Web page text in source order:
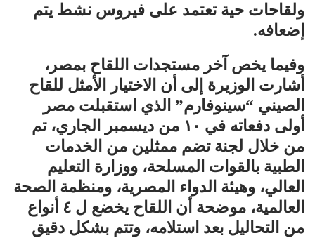
ولقاحات حية تعتمد على فيروس نشط يتم
إضعافه.
وفيما يخص آخر مستجدات اللقاح بمصر،
أشارت الوزيرة إلى أن الاختيار الأمثل للقاح
الصيني “سينوفارم” الذي استقبلت مصر
أولى دفعاته في ١٠ من ديسمبر الجاري، تم
من خلال لجنة تضم ممثلين من الخدمات
الطبية بالقوات المسلحة، ووزارة التعليم
العالي، وهيئة الدواء المصرية، ومنظمة الصحة
العالمية، موضحة أن اللقاح يخضع ل ٤ أنواع
من التحاليل بعد استلامه، وتتم بشكل دقيق